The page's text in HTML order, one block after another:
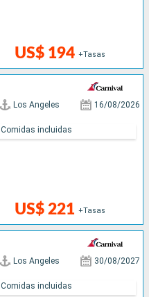
US$ 194 +Tasas
Los Angeles 16/08/2026
US$ 221 +Tasas
Comidas incluidas
Los Angeles 30/08/2027
Comidas incluidas